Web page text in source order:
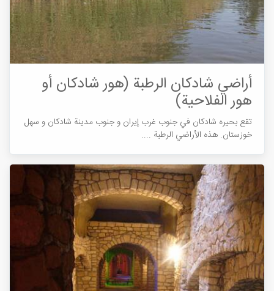
أراضي شادکان الرطبة (هور شادکان أو
هور الفلاحية)
تقع بحيره شادکان في جنوب غرب إیران و جنوب مدینة شادکان و سهل
خوزستان. هذه الأراضي الرطبة ....